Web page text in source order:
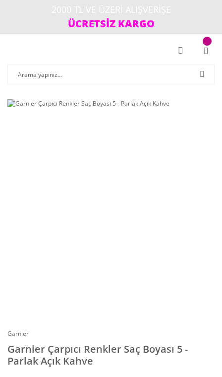
ÜCRETSİZ KARGO
Garnier
Garnier Çarpıcı Renkler Saç Boyası 5 -
Parlak Açık Kahve